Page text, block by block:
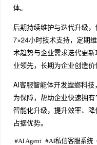
体。
后期持续维护与迭代升级
7×24小时技术支持，定期
术趋势与企业需求迭代更
业领先，长期为企业创造价
AI客服智能体开发螳螂科
为保障，帮助企业快速拥
智能化升级，提升效率、
占据优势。
#AI Agent #AI私信客服系统